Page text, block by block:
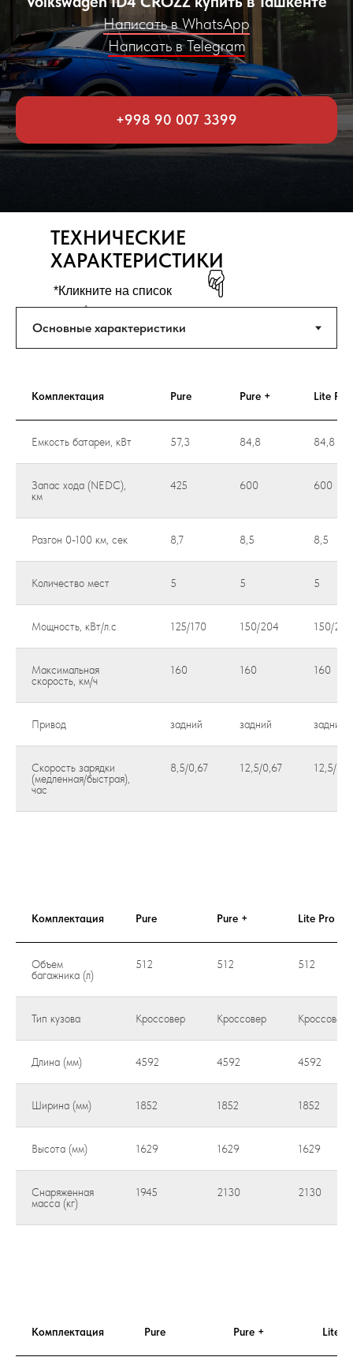
Написать в WhatsApp
Написать в Telegram
+998 90 007 3399
ТЕХНИЧЕСКИЕ
ХАРАКТЕРИСТИКИ
*Кликните на список
ниже*
Комплектация Pure Pure + Lite Pro
Емкость батареи, кВт 57,3 84,8 84,8
Запас хода (NEDC),
км
425 600 600
Разгон 0-100 км, сек 8,7 8,5 8,5
Количество мест 5 5 5
Мощность, кВт/л.с 125/170 150/204 150/204
Максимальная
скорость, км/ч
160 160 160
Привод задний задний задний
Скорость зарядки
(медленная/быстрая),
час
8,5/0,67 12,5/0,67 12,5/
Комплектация Pure Pure + Lite Pro
Объем
багажника (л)
512 512 512
Тип кузова Кроссовер Кроссовер Кроссовер
Длина (мм) 4592 4592 4592
Ширина (мм) 1852 1852 1852
Высота (мм) 1629 1629 1629
Снаряженная
масса (кг)
1945 2130 2130
Комплектация Pure Pure + Lite